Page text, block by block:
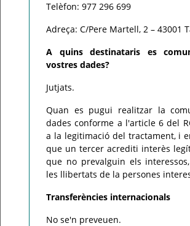
Telèfon: 977 296 699
Adreça: C/Pere Martell, 2 – 43001
A quins destinataris es
vostres dades?
Jutjats.
Quan es pugui realitzar la
dades conforme a l'article 6 del
a la legitimació del tractament, i
que un tercer acrediti interès
que no prevalguin els
les llibertats de la persones
Transferències internacionals
No se'n preveuen.